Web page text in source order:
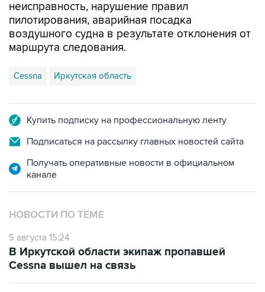
неисправность, нарушение правил
пилотирования, аварийная посадка
воздушного судна в результате отклонения от
маршрута следования.
Cessna Иркутская область
Купить подписку на профессиональную ленту
Подписаться на рассылку главных новостей сайта
Получать оперативные новости в официальном
канале
НОВОСТИ ПО ТЕМЕ
5 августа 15:24
В Иркутской области экипаж пропавшей
Cessna вышел на связь